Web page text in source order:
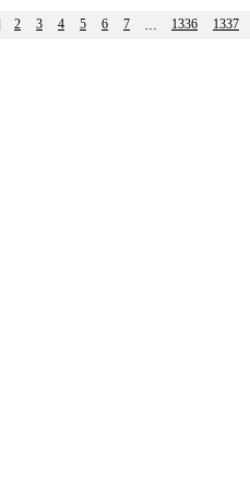
2 3 4 5 6 7 … 1336
1337